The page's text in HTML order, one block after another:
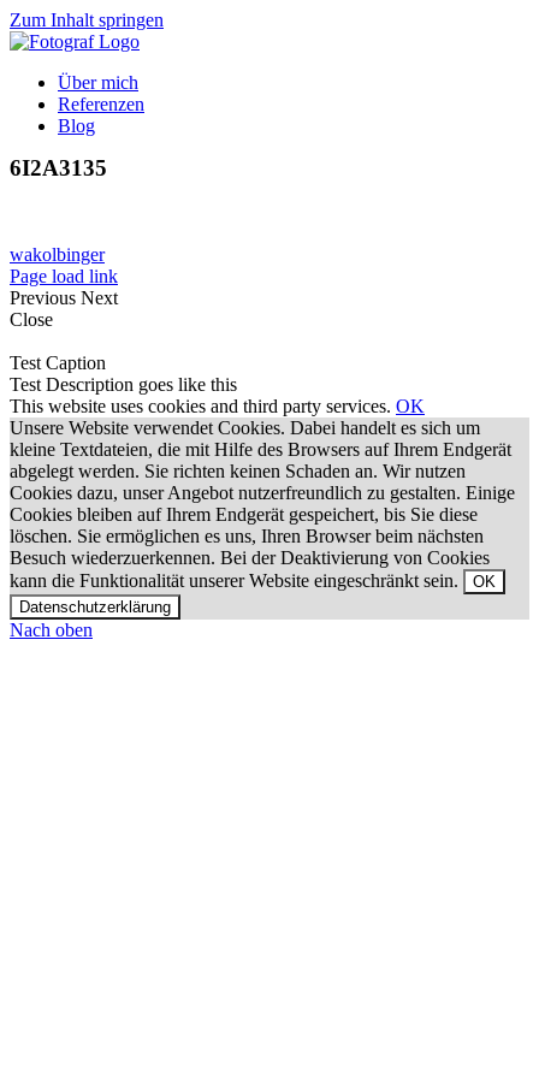
Zum Inhalt springen
Über mich
Referenzen
Blog
6I2A3135
wakolbinger
Page load link
Previous Next
Close
Test Caption
Test Description goes like this
This website uses cookies and third party services. OK
Unsere Website verwendet Cookies. Dabei handelt es sich um
kleine Textdateien, die mit Hilfe des Browsers auf Ihrem Endgerät
abgelegt werden. Sie richten keinen Schaden an. Wir nutzen
Cookies dazu, unser Angebot nutzerfreundlich zu gestalten. Einige
Cookies bleiben auf Ihrem Endgerät gespeichert, bis Sie diese
löschen. Sie ermöglichen es uns, Ihren Browser beim nächsten
Besuch wiederzuerkennen. Bei der Deaktivierung von Cookies
kann die Funktionalität unserer Website eingeschränkt sein.
OK
Datenschutzerklärung
Nach oben